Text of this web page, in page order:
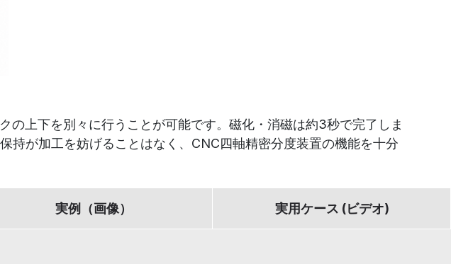
上下を別々に行うことが可能です。磁化・消磁は約3秒で完了しま
持が加工を妨げることはなく、CNC四軸精密分度装置の機能を十分
実例（画像） 実用ケース (ビデオ)